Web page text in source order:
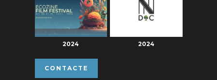
2024 2024
CONTACTE